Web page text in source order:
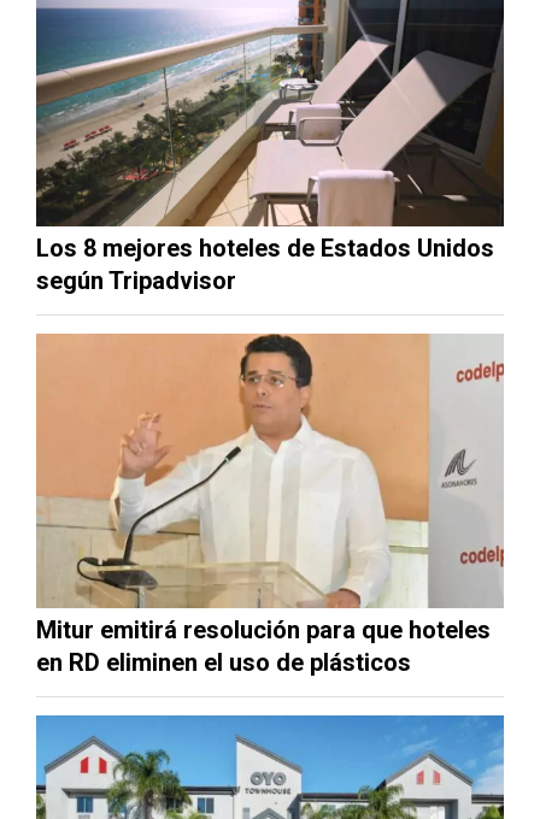
Los 8 mejores hoteles de Estados Unidos
según Tripadvisor
Mitur emitirá resolución para que hoteles
en RD eliminen el uso de plásticos